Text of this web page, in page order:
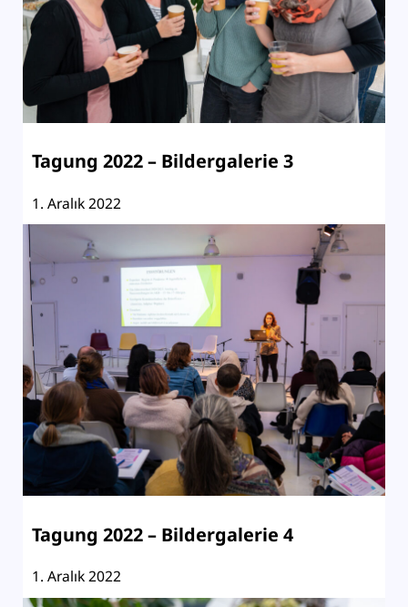
Tagung 2022 – Bildergalerie 3
1. Aralık 2022
Tagung 2022 – Bildergalerie 4
1. Aralık 2022